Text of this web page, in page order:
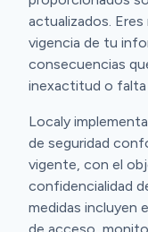
actualizados.
vigencia de tu
consecuencias
inexactitud o falta
Localy
de seguridad
vigente, con el
confidencialidad
medidas incluyen